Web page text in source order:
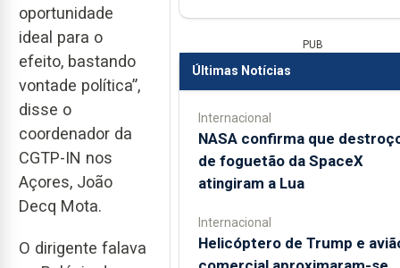
oportunidade
ideal para o
efeito, bastando
vontade política”,
disse o
coordenador da
CGTP-IN nos
Açores, João
Decq Mota.
O dirigente falava
PUB
Últimas Notícias
Internacional
NASA confirma que
de foguetão da SpaceX
atingiram a Lua
Internacional
Helicóptero de Trump e